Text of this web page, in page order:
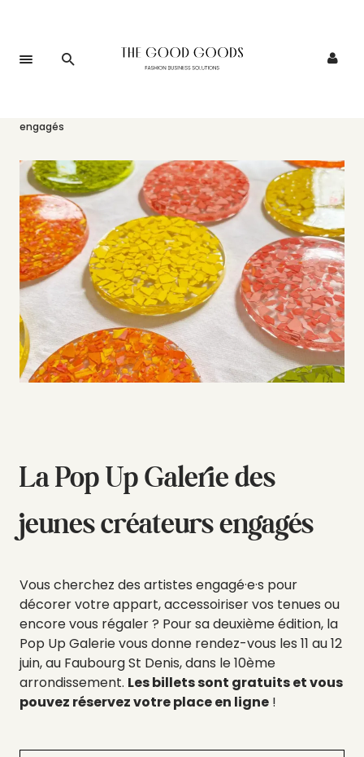
engagés
La Pop Up Galerie des
jeunes créateurs engagés
Vous cherchez des artistes engagé·e·s pour
décorer votre appart, accessoiriser vos tenues ou
encore vous régaler ? Pour sa deuxième édition, la
Pop Up Galerie vous donne rendez-vous les 11 au 12
juin, au Faubourg St Denis, dans le 10ème
arrondissement. Les billets sont gratuits et vous
pouvez réservez votre place en ligne !